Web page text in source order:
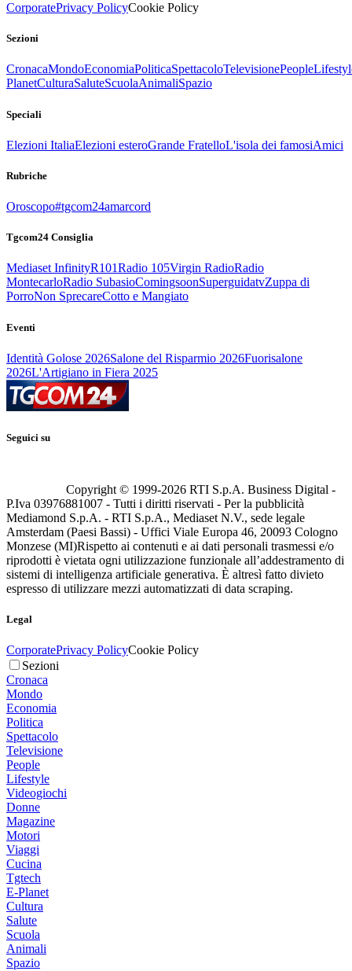
CorporatePrivacy PolicyCookie Policy
Sezioni
CronacaMondoEconomiaPoliticaSpettacoloTelevisionePeople
PlanetCulturaSaluteScuolaAnimaliSpazio
Speciali
Elezioni ItaliaElezioni esteroGrande FratelloL'isola dei famosiAmici
Rubriche
Oroscopo#tgcom24amarcord
Tgcom24 Consiglia
Mediaset InfinityR101Radio 105Virgin RadioRadio
MontecarloRadio SubasioComingsoonSuperguidatvZuppa di
PorroNon SprecareCotto e Mangiato
Eventi
Identità Golose 2026Salone del Risparmio 2026Fuorisalone
2026L'Artigiano in Fiera 2025
Seguici su
Copyright © 1999-2026 RTI S.p.A. Business Digital -
P.Iva 03976881007 - Tutti i diritti riservati - Per la pubblicità
Mediamond S.p.A. - RTI S.p.A., Mediaset N.V., sede legale
Amsterdam (Paesi Bassi) - Uffici Viale Europa 46, 20093 Cologno
Monzese (MI)Rispetto ai contenuti e ai dati personali trasmessi e/o
riprodotti è vietata ogni utilizzazione funzionale all’addestramento di
sistemi di intelligenza artificiale generativa. È altresì fatto divieto
espresso di utilizzare mezzi automatizzati di data scraping.
Legal
CorporatePrivacy PolicyCookie Policy
Sezioni
Cronaca
Mondo
Economia
Politica
Spettacolo
Televisione
People
Lifestyle
Videogiochi
Donne
Magazine
Motori
Viaggi
Cucina
Tgtech
E-Planet
Cultura
Salute
Scuola
Animali
Spazio